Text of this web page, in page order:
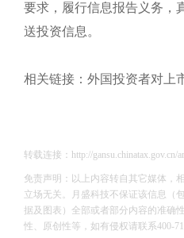
要求，履行信息报告义务，
送投资信息。
相关链接：外国投资者对上
转载连接：http://gansu.chinatax.gov.cn/
免责声明：以上内容转自其它媒体，
立场无关。月盛科技不保证该信息（
据及图表）全部或者部分内容的准确
性、原创性等，如有侵权请联系400-